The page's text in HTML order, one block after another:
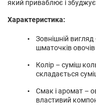
який приваблює і
Характеристика:
Зовнішній
шматочків
Колір – суміш
складається
Смак і аромат –
властивий